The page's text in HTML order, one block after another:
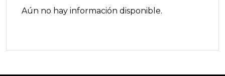
Aún no hay información disponible.